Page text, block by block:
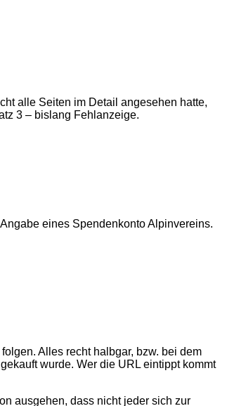
alle Seiten im Detail angesehen hatte,
3 – bislang Fehlanzeige.
eines Spendenkonto Alpinvereins.
Alles recht halbgar, bzw. bei dem
wurde. Wer die URL eintippt kommt
ausgehen, dass nicht jeder sich zur